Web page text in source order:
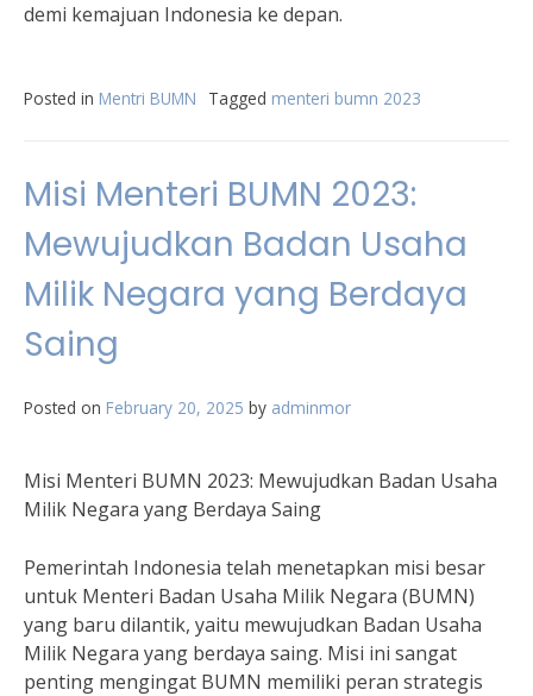
demi kemajuan Indonesia ke depan.
Posted in Mentri BUMN Tagged menteri bumn 2023
Misi Menteri BUMN 2023:
Mewujudkan Badan Usaha
Milik Negara yang Berdaya
Saing
Posted on February 20, 2025 by adminmor
Misi Menteri BUMN 2023: Mewujudkan Badan Usaha
Milik Negara yang Berdaya Saing
Pemerintah Indonesia telah menetapkan misi besar
untuk Menteri Badan Usaha Milik Negara (BUMN)
yang baru dilantik, yaitu mewujudkan Badan Usaha
Milik Negara yang berdaya saing. Misi ini sangat
penting mengingat BUMN memiliki peran strategis